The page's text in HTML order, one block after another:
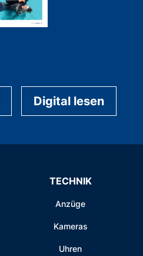
Digital lesen
TECHNIK
Anzüge
Kameras
Uhren